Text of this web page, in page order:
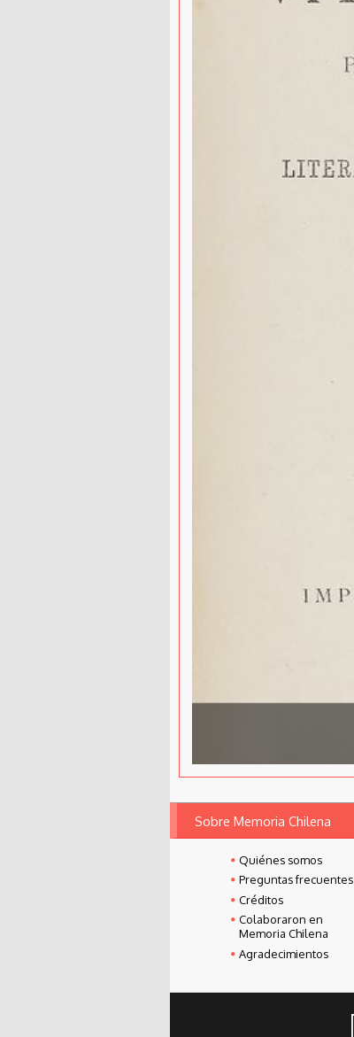
Sobre Memoria Chilena
Quiénes somos
Preguntas frecuentes
Créditos
Colaboraron en
Memoria Chilena
Agradecimientos